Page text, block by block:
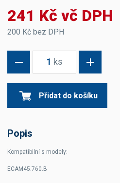
241 Kč vč DPH
200 Kč bez DPH
1 ks
Přidat do košíku
Popis
Kompatibilní s modely:
ECAM45.760.B